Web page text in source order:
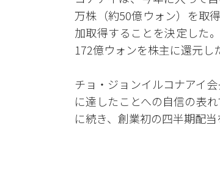
万株（約50億ウォン）を取
加取得することを決定した
172億ウォンを株主に還元し
チョ・ジョンイルコナアイ
に達したことへの自信の表
に続き、創業初の四半期配